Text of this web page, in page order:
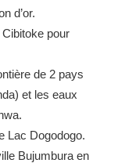
d’or.
pour
de 2 pays
et les eaux
Lac Dogodogo.
Bujumbura en